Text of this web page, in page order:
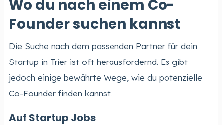
Wo du nach einem Co-
Founder suchen kannst
Die Suche nach dem passenden Partner für dein
Startup in Trier ist oft herausfordernd. Es gibt
jedoch einige bewährte Wege, wie du potenzielle
Co-Founder finden kannst.
Auf Startup Jobs